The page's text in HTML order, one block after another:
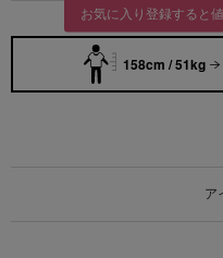
お気に入り登録すると
158cm / 51kg
ア